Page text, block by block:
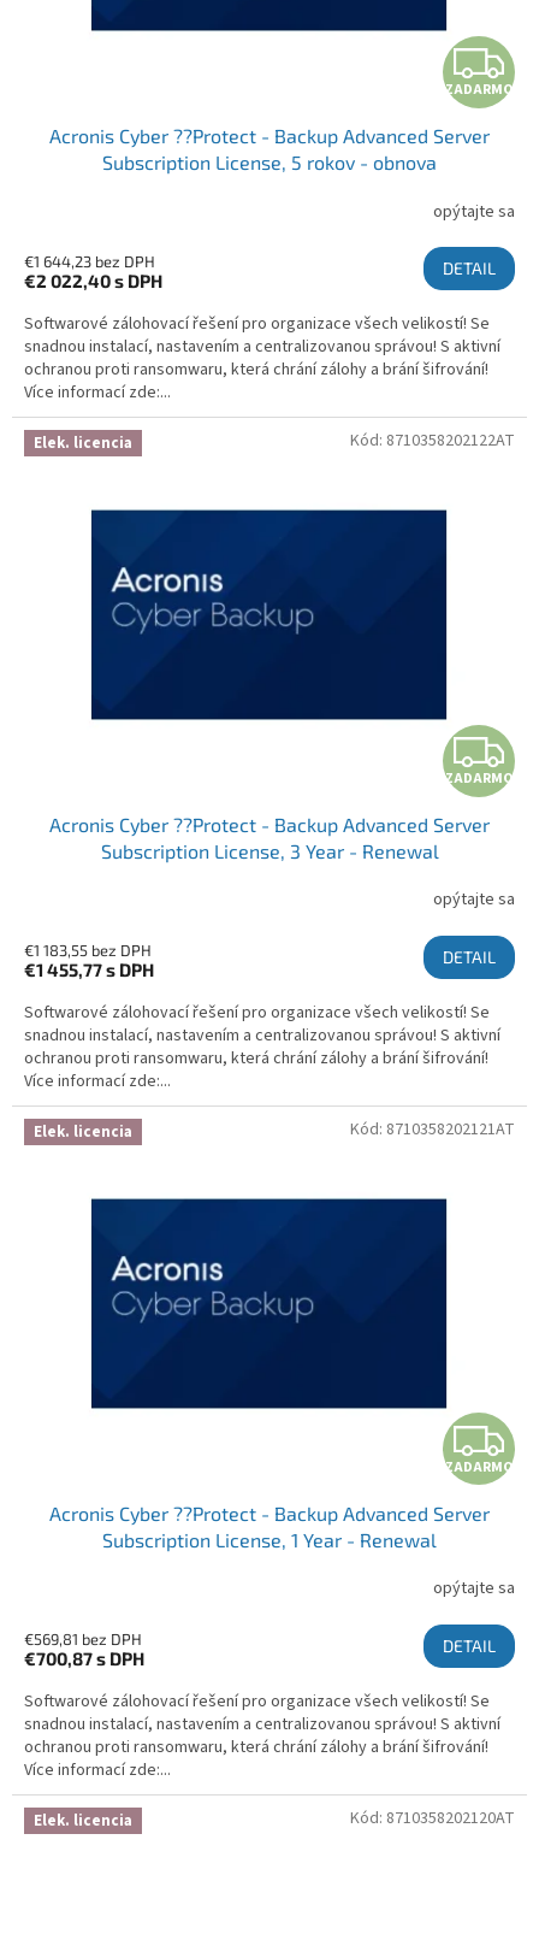
ZADARMO
Acronis Cyber ??Protect - Backup Advanced Server
Subscription License, 5 rokov - obnova
opýtajte sa
€1 644,23 bez DPH
€2 022,40s DPH
DETAIL
Softwarové zálohovací řešení pro organizace všech velikostí! Se
snadnou instalací, nastavením a centralizovanou správou! S aktivní
ochranou proti ransomwaru, která chrání zálohy a brání šifrování!
Více informací zde:...
Elek. licencia
ZADARMO
Acronis Cyber ??Protect - Backup Advanced Server
Subscription License, 3 Year - Renewal
opýtajte sa
€1 183,55 bez DPH
€1 455,77s DPH
DETAIL
Softwarové zálohovací řešení pro organizace všech velikostí! Se
snadnou instalací, nastavením a centralizovanou správou! S aktivní
ochranou proti ransomwaru, která chrání zálohy a brání šifrování!
Více informací zde:...
Kód: 8710358202122AT
Elek. licencia
ZADARMO
Acronis Cyber ??Protect - Backup Advanced Server
Subscription License, 1 Year - Renewal
opýtajte sa
€569,81 bez DPH
€700,87s DPH
DETAIL
Softwarové zálohovací řešení pro organizace všech velikostí! Se
snadnou instalací, nastavením a centralizovanou správou! S aktivní
ochranou proti ransomwaru, která chrání zálohy a brání šifrování!
Více informací zde:...
Kód: 8710358202121AT
Elek. licencia Kód: 8710358202120AT